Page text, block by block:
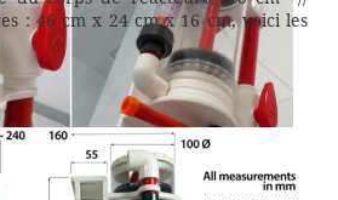
: 46 cm x 24 cm x 16 cm, voici les